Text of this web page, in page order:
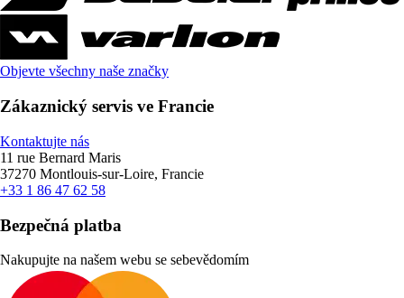
Objevte všechny naše značky
Zákaznický servis ve Francie
Kontaktujte nás
11 rue Bernard Maris
37270 Montlouis-sur-Loire, Francie
+33 1 86 47 62 58
Bezpečná platba
Nakupujte na našem webu se sebevědomím